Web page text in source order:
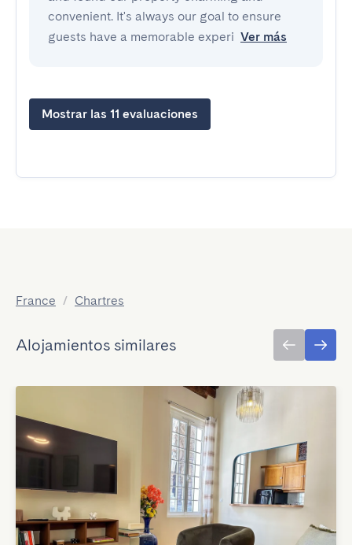
convenient. It's always our goal to ensure
guests have a memorable experi Ver más
Mostrar las 11 evaluaciones
France / Chartres
Alojamientos similares